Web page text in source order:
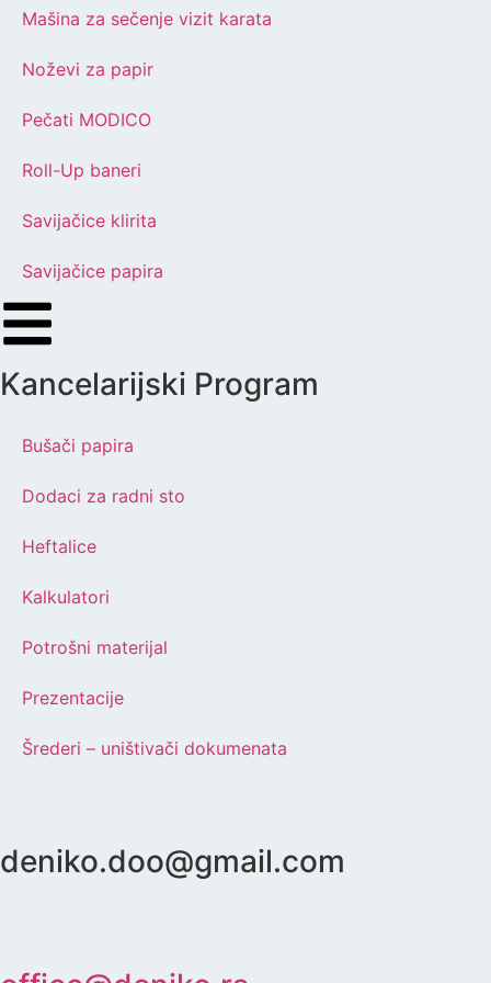
Mašina za sečenje vizit karata
Noževi za papir
Pečati MODICO
Roll-Up baneri
Savijačice klirita
Savijačice papira
Kancelarijski Program
Bušači papira
Dodaci za radni sto
Heftalice
Kalkulatori
Potrošni materijal
Prezentacije
Šrederi – uništivači dokumenata
deniko.doo@gmail.com